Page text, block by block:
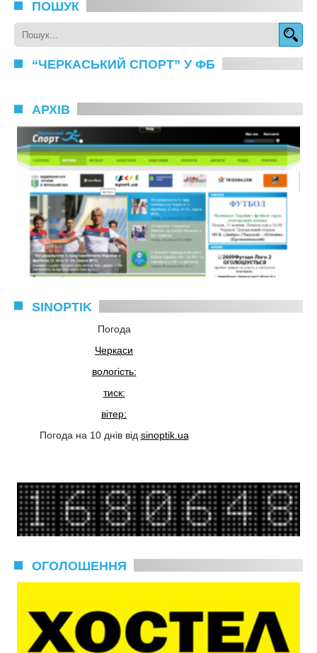
ПОШУК
“ЧЕРКАСЬКИЙ СПОРТ” У ФБ
АРХІВ
SINOPTIK
Погода
Черкаси
вологість:
тиск:
вітер:
Погода на 10 днів від sinoptik.ua
ОГОЛОШЕННЯ